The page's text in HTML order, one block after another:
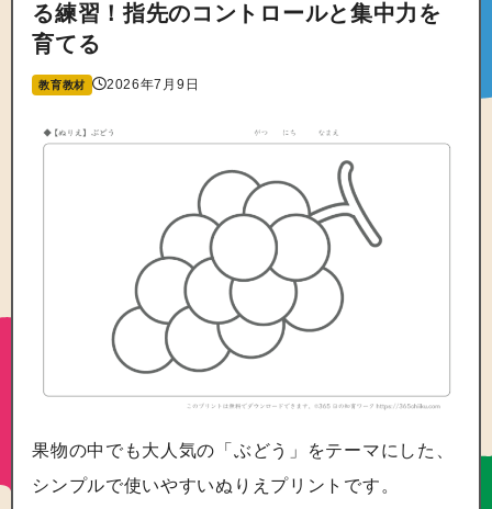
る練習！指先のコントロールと集中力を
育てる
教育教材 2026年7月9日
果物の中でも大人気の「ぶどう」をテーマにした、
シンプルで使いやすいぬりえプリントです。